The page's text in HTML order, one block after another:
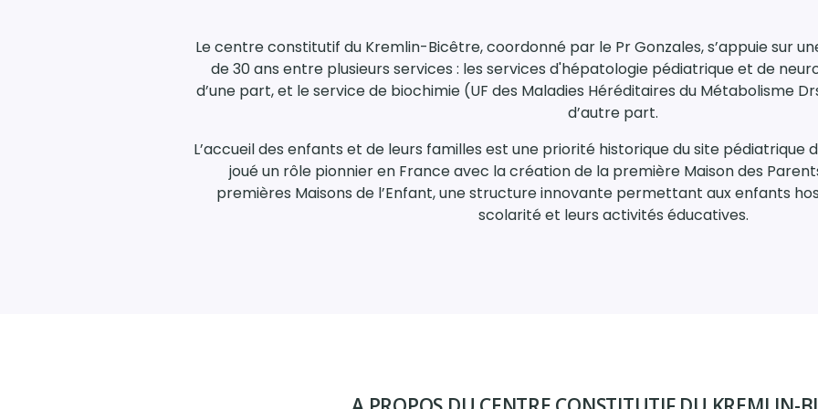
Le centre constitutif du Kremlin-Bicêtre, coordonné par le Pr Gonzales, s’appuie sur
de 30 ans entre plusieurs services : les services d'hépatologie pédiatrique et de
d’une part, et le service de biochimie (UF des Maladies Héréditaires du Métabolisme
d’autre part.
L’accueil des enfants et de leurs familles est une priorité historique du site pédiatrique
joué un rôle pionnier en France avec la création de la première Maison des
premières Maisons de l’Enfant, une structure innovante permettant aux enfants
scolarité et leurs activités éducatives.